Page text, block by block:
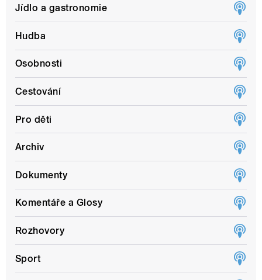
Jídlo a gastronomie
Hudba
Osobnosti
Cestování
Pro děti
Archiv
Dokumenty
Komentáře a Glosy
Rozhovory
Sport